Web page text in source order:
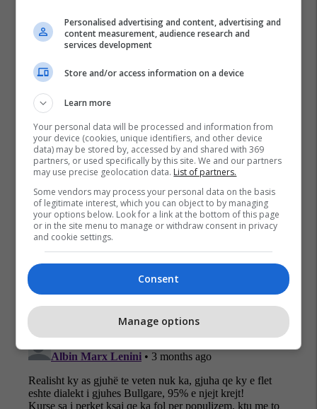
Hristijan Mickoski
Kuvendi I Maqedonisë Së Veriut
Blerim Bexheti
Personalised advertising and content, advertising and
content measurement, audience research and
services development
Store and/or access information on a device
Learn more
Your personal data will be processed and information from
your device (cookies, unique identifiers, and other device
data) may be stored by, accessed by and shared with 369
partners, or used specifically by this site. We and our partners
may use precise geolocation data. List of partners.
Some vendors may process your personal data on the basis
of legitimate interest, which you can object to by managing
your options below. Look for a link at the bottom of this page
or in the site menu to manage or withdraw consent in privacy
and cookie settings.
Consent
Manage options